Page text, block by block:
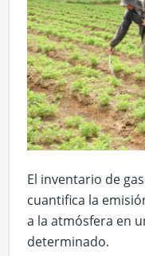
El inventario de
cuantifica la
a la atmósfera en
determinado.